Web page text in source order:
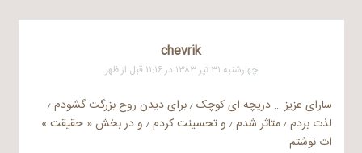
chevrik
چهارشنبه ۳۱ تیر ۱۳۸۳ در ۱۱:۱۶ قبل از ظهر
سارای عزیز … دریچه ای کوچک ٫ برای دیدن روح بزرگت گشودم ٫
لذت بردم ٫ متاثر شدم ٫ و تحسینت کردم ٫ و در بخش « حقیقت »
ات نوشتم